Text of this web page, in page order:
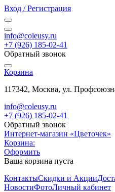
Вход / Регистрация
info@coleusy.ru
+7 (926) 185-02-41
Обратный звонок
Корзина
117342, Москва, ул.
info@coleusy.ru
+7 (926) 185-02-41
Обратный звонок
Интернет-магазин «Цветочек»
Корзина:
Оформить
Ваша корзина пуста
КонтактыСкидки и Акции
НовостиФотоЛичный кабинет